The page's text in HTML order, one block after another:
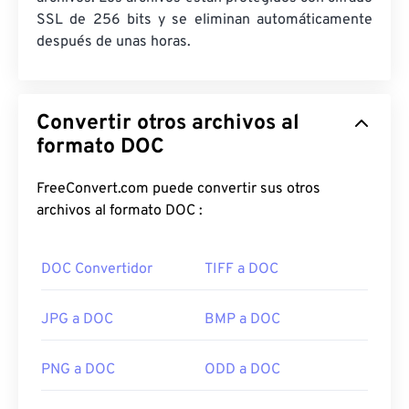
SSL de 256 bits y se eliminan automáticamente
después de unas horas.
Convertir otros archivos al
formato DOC
FreeConvert.com puede convertir sus otros
archivos al formato DOC :
DOC Convertidor TIFF a DOC
JPG a DOC BMP a DOC
PNG a DOC ODD a DOC